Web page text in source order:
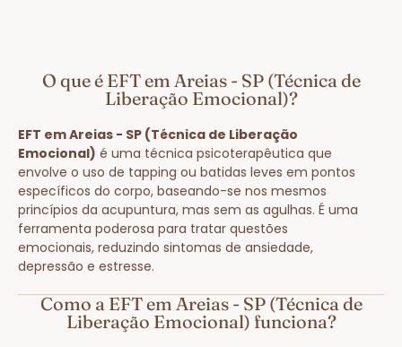
O que é EFT em Areias - SP (Técnica de
Liberação Emocional)?
EFT em Areias - SP (Técnica de Liberação
Emocional) é uma técnica psicoterapêutica que
envolve o uso de tapping ou batidas leves em pontos
específicos do corpo, baseando-se nos mesmos
princípios da acupuntura, mas sem as agulhas. É uma
ferramenta poderosa para tratar questões
emocionais, reduzindo sintomas de ansiedade,
depressão e estresse.
Como a EFT em Areias - SP (Técnica de
Liberação Emocional) funciona?